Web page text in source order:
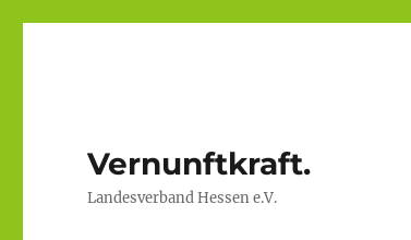
Vernunftkraft.
Landesverband Hessen e.V.